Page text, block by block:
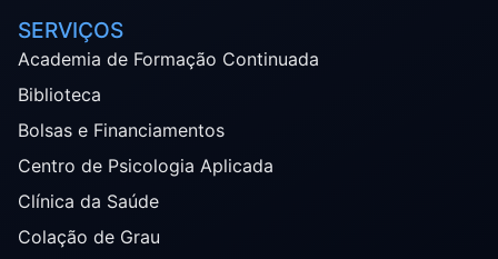
SERVIÇOS
Academia de Formação Continuada
Biblioteca
Bolsas e Financiamentos
Centro de Psicologia Aplicada
Clínica da Saúde
Colação de Grau